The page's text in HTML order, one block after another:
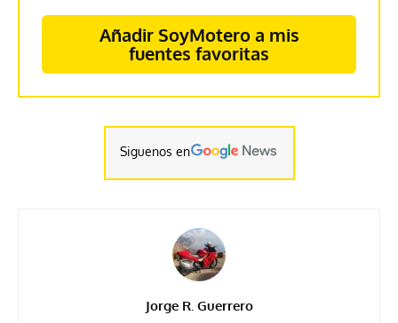
Añadir SoyMotero a mis
fuentes favoritas
Siguenos en
Jorge R. Guerrero